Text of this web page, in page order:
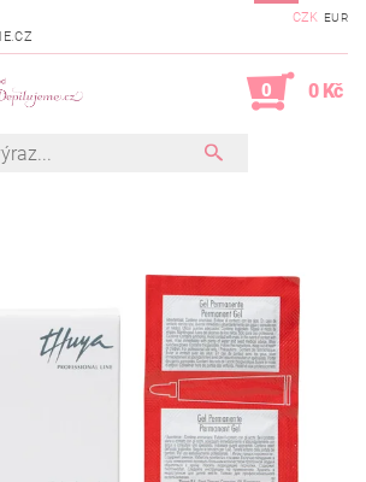
CZK EUR
0 0 Kč